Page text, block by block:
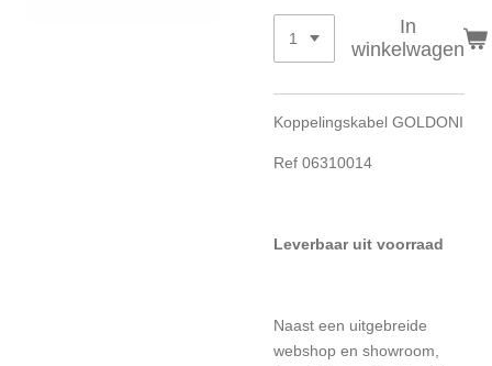
In
winkelwagen
Koppelingskabel GOLDONI
Ref 06310014
Leverbaar uit voorraad
Naast een uitgebreide
webshop en showroom,